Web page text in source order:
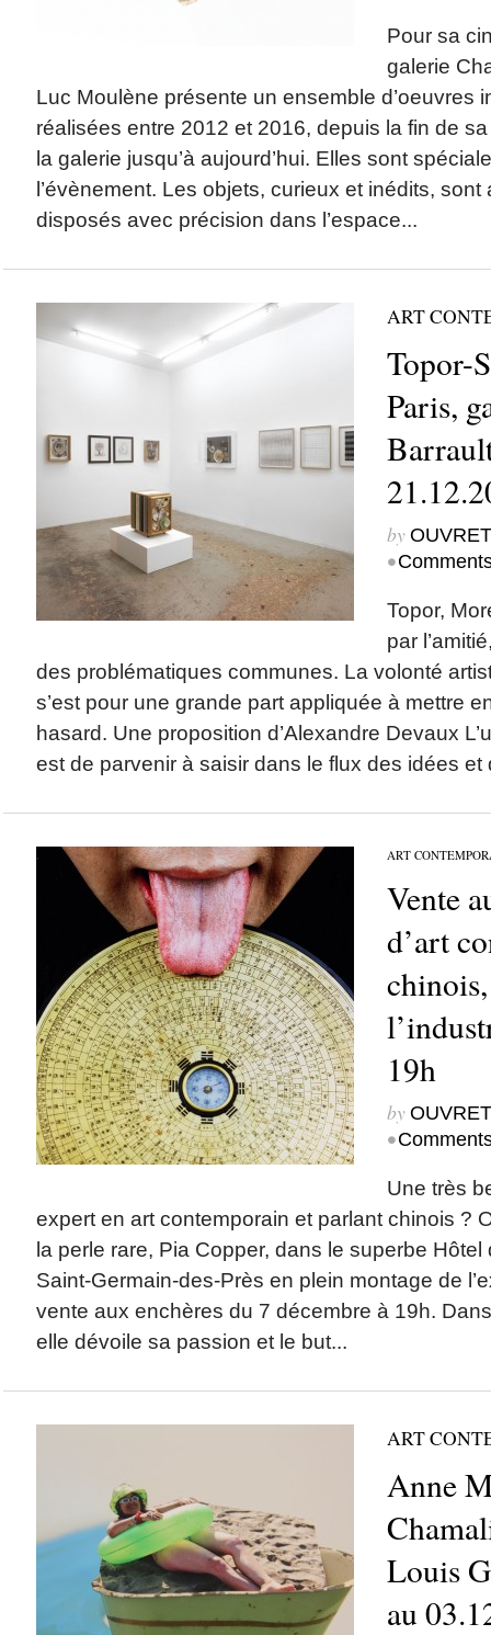
Pour sa
galerie
Luc Moulène présente un ensemble d’oeuvres
réalisées entre 2012 et 2016, depuis la fin de
la galerie jusqu’à aujourd’hui. Elles sont
l’évènement. Les objets, curieux et inédits,
disposés avec précision dans l’espace...
ART
Topor-
Paris,
by
•
Topor,
par
des problématiques communes. La volonté
s’est pour une grande part appliquée à mettre
hasard. Une proposition d’Alexandre Devaux
est de parvenir à saisir dans le flux des idées et
ART
Vente
d’art
19h
by
•
Une très
expert en art contemporain et parlant chinois ?
la perle rare, Pia Copper, dans le superbe Hôtel
Saint-Germain-des-Près en plein montage de
vente aux enchères du 7 décembre à 19h.
elle dévoile sa passion et le but...
ART
Anne
Louis
au